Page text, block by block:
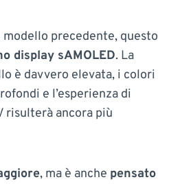
precedente, questo
display sAMOLED. La
è davvero elevata, i colori
e l’esperienza di
risulterà ancora più
, ma è anche pensato